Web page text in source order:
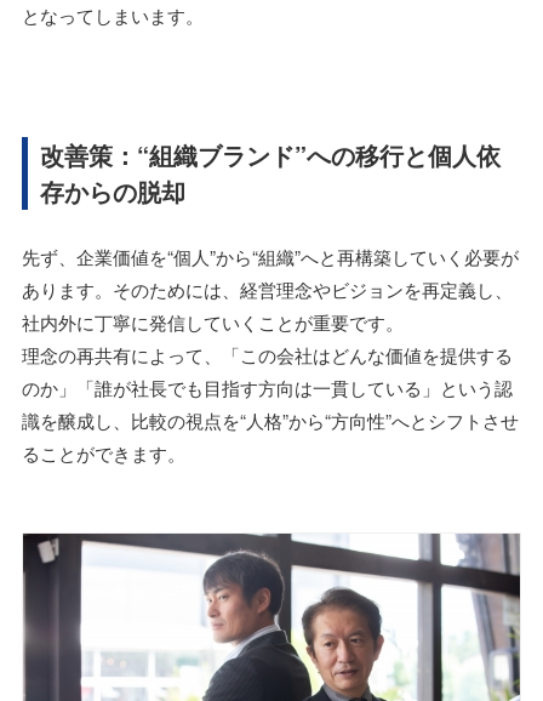
となってしまいます。
改善策：“組織ブランド”への移行と個人依
存からの脱却
先ず、企業価値を“個人”から“組織”へと再構築していく必要が
あります。そのためには、経営理念やビジョンを再定義し、
社内外に丁寧に発信していくことが重要です。
理念の再共有によって、「この会社はどんな価値を提供する
のか」「誰が社長でも目指す方向は一貫している」という認
識を醸成し、比較の視点を“人格”から“方向性”へとシフトさせ
ることができます。